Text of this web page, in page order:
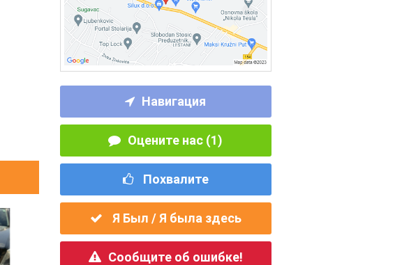
Навигация
Оцените нас (1)
Похвалите
Я Был / Я была здесь
Сообщите об ошибке!